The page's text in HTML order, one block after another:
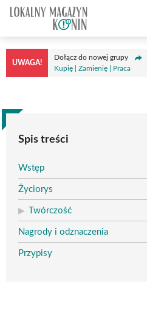
Przejdź
treści
UWAGA!
Dołącz do nowej grupy
Kupię | Zamienię | Praca
Spis treści
Wstęp
Życiorys
Twórczość
Nagrody i odznaczenia
Przypisy